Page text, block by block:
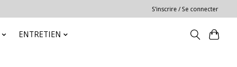
S’inscrire / Se connecter
ENTRETIEN